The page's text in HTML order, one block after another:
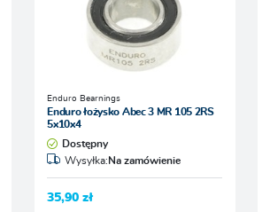
Enduro Bearnings
Enduro łożysko Abec 3 MR 105 2RS
5x10x4
Dostępny
Wysyłka:Na zamówienie
35,90 zł